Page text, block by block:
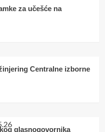
za učešće na
Centralne izborne
glasnogovornika